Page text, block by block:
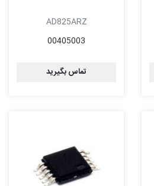
AD825ARZ
00405003
تماس بگیرید